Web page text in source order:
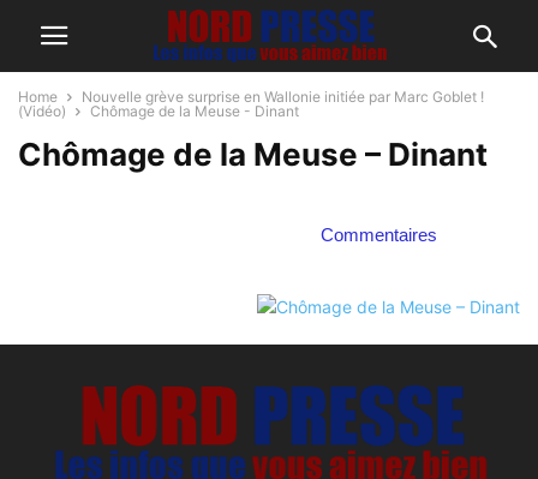
Home
Nouvelle grève surprise en Wallonie initiée par Marc Goblet !
(Vidéo)
Chômage de la Meuse - Dinant
Chômage de la Meuse – Dinant
Commentaires